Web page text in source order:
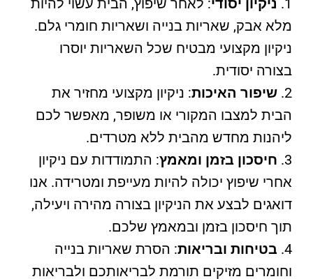
ניקיון יסודי: לאחר שיפוץ, הבית עשוי להיות
מלא אבק, שאריות בנייה ושאריות חומרי גלם.
ניקיון מקצועי מבטיח שכל השאריות יוסרו
בצורה יסודית.
שיפור האיכות: ניקיון מקצועי מחזיר את
הבית למצבו המקורי או משופר, מאפשר לכם
ליהנות מחדש מהבית ללא מטרדים.
חיסכון בזמן ומאמץ: התמודדות עם ניקיון
אחרי שיפוץ יכולה להיות מעייפת ומטרידה. אנו
דואגים לבצע את הניקיון בצורה מהירה ויעילה,
תוך חיסכון בזמן ובמאמץ שלכם.
בטיחות ובריאות: הסרת שאריות בנייה
וחומרים מזיקים תורמת לבריאותכם ולבריאות